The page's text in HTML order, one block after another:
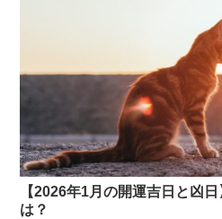
【2026年1月の開運吉日と凶
は？